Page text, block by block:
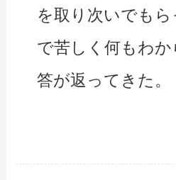
を取り次いでも
で苦しく何もわ
答が返ってきた。